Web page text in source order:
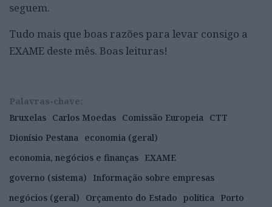
seguem.
Tudo mais que boas razões para levar consigo a
EXAME deste mês. Boas leituras!
Palavras-chave:
Bruxelas Carlos Moedas Comissão Europeia CTT
Dionísio Pestana economia (geral)
economia, negócios e finanças EXAME
governo (sistema)
Informação sobre empresas
negócios (geral)
Orçamento do Estado política Porto